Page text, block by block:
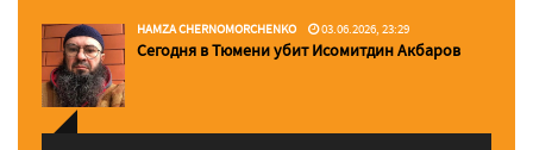
HAMZA CHERNOMORCHENKO 03.06.2026, 23:29
Сегодня в Тюмени убит Исомитдин Акбаров